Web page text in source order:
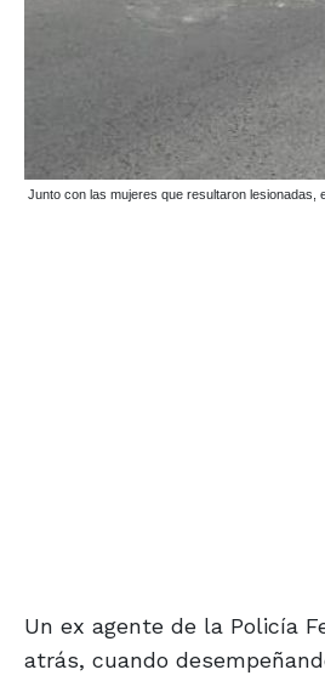
Junto con las mujeres que resultaron lesionadas,
Un ex agente de la Policía
atrás, cuando